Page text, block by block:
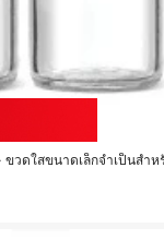
ดใสขนาดเล็กจำเป็นสำห